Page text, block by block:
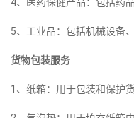
5、工业品：包括机械设备
货物包装服务
1、纸箱：用于包装和保护货